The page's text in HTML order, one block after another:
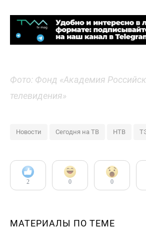
Фото: Фонд «Академия
телевидения»
Новости Сегодня на ТВ НТВ
2 0 0
МАТЕРИАЛЫ ПО ТЕМЕ